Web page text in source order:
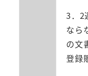
3．2
なら
の文
登録